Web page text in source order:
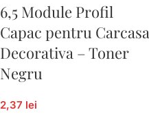
6,5 Module Profil
Capac pentru Carcasa
Decorativa – Toner
Negru
2,37 lei